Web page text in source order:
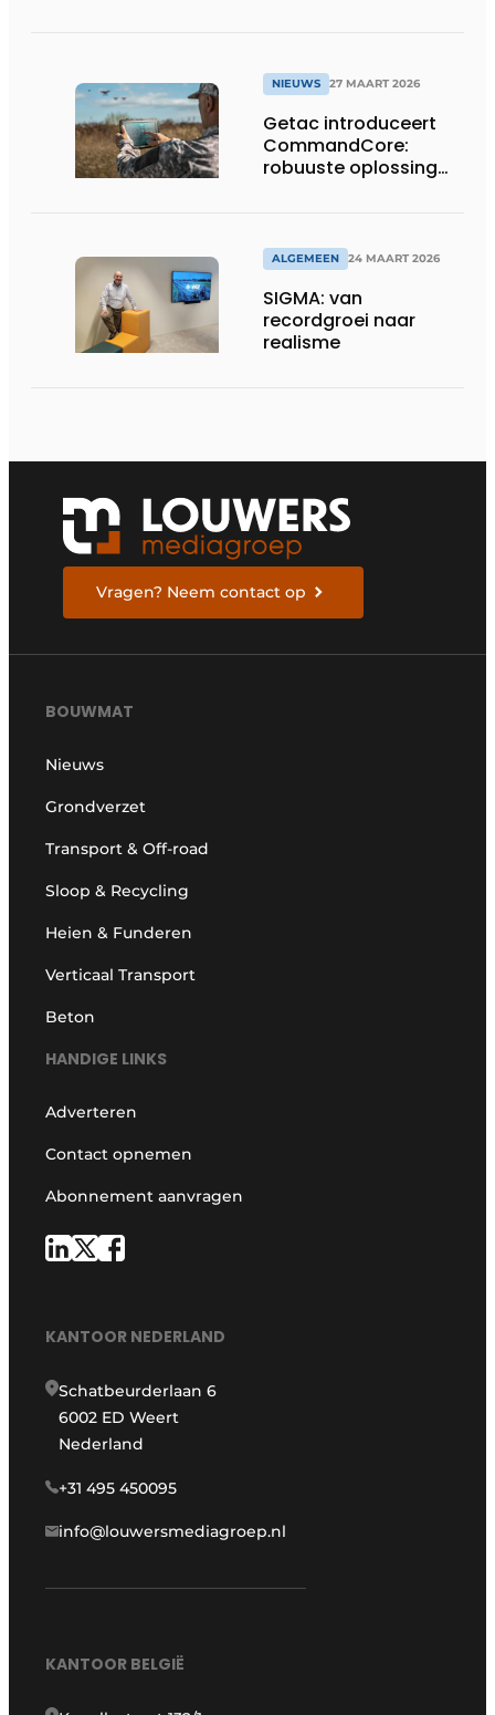
NIEUWS 27 MAART 2026
Getac introduceert
CommandCore:
robuuste oplossing
ALGEMEEN 24 MAART 2026
SIGMA: van
recordgroei naar
realisme
Vragen? Neem contact op
BOUWMAT
Nieuws
Grondverzet
Transport & Off-road
Sloop & Recycling
Heien & Funderen
Verticaal Transport
Beton
HANDIGE LINKS
Adverteren
Contact opnemen
Abonnement aanvragen
KANTOOR NEDERLAND
Schatbeurderlaan 6
6002 ED Weert
Nederland
+31 495 450095
info@louwersmediagroep.nl
KANTOOR BELGIË